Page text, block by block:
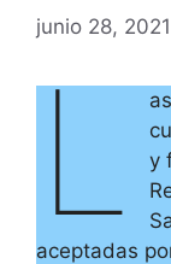
junio 28, 2021
L
y
aceptadas